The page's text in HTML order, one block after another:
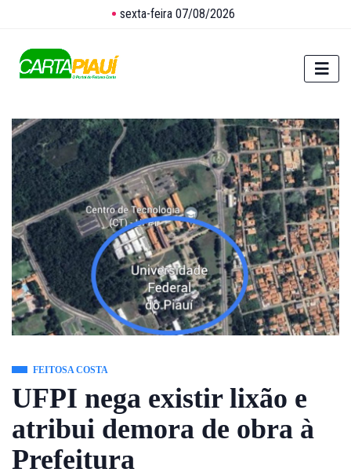
sexta-feira 07/08/2026
FEITOSA COSTA
UFPI nega existir lixão e
atribui demora de obra à
Prefeitura